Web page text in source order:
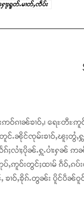
ႃႈရူတ်ႉမၢတ်ႇၸဵပ်း
ဢဝ်ၵၢၼ်ၶၢဝ်ႇ၊ ရေႊတီႊ
တူင်ႉၼိုင်ၸုမ်းၶၢဝ်ႇၽူႈတွႆႇ
လႅၵ်ႈလၢႆႈပိုၼ်ႉႁူႉပၢႆးႁၼ်
ပ်ႇဢူဝ်းတွင်ႈထၢမ် ၵဵဝ်ႇၵပ်း
ၶၢဝ်ႇၶိုၵ်ႉတွၼ်း ပိူင်ပဵၼ်